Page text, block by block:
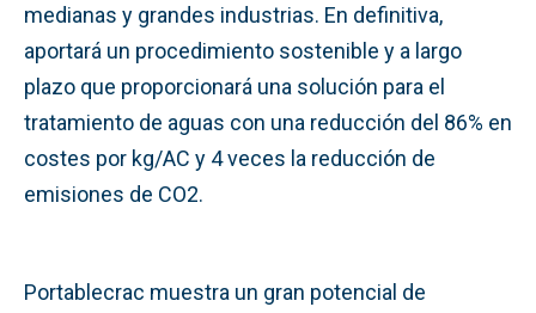
medianas y grandes industrias. En definitiva,
aportará un procedimiento sostenible y a largo
plazo que proporcionará una solución para el
tratamiento de aguas con una reducción del 86% en
costes por kg/AC y 4 veces la reducción de
emisiones de CO2.
Portablecrac muestra un gran potencial de